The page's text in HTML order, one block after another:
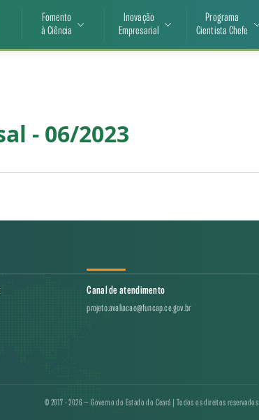
Fomento
à Ciência
Inovação
Empresarial
Programa
Cientista Chefe
- 06/2023
Canal de atendimento
projeto.avaliacao@funcap.ce.gov.br
© 2017 - 2026 — Governo do Estado do Ceará | Todos os direitos reservados